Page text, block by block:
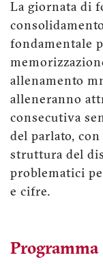
La giornata di
fondamentale
allenamento
alleneranno
consecutiva
del parlato,
struttura del
problematici
e cifre.
Programma